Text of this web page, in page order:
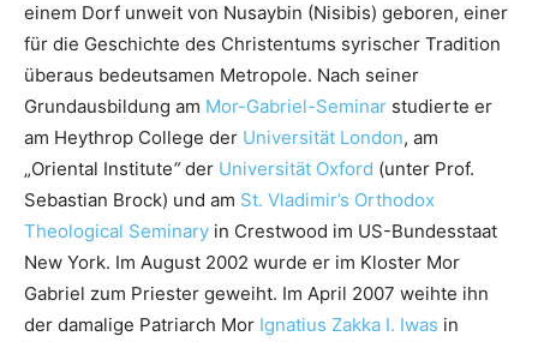
einem Dorf unweit von Nusaybin (Nisibis) geboren, einer
für die Geschichte des Christentums syrischer Tradition
überaus bedeutsamen Metropole. Nach seiner
Grundausbildung am Mor-Gabriel-Seminar studierte er
am Heythrop College der Universität London, am
„Oriental Institute“der Universität Oxford (unter Prof.
Sebastian Brock) und am St. Vladimir’s Orthodox
Theological Seminary in Crestwood im US-Bundesstaat
New York. Im August 2002 wurde er im Kloster Mor
Gabriel zum Priester geweiht. Im April 2007 weihte ihn
der damalige Patriarch Mor Ignatius Zakka I. Iwas in